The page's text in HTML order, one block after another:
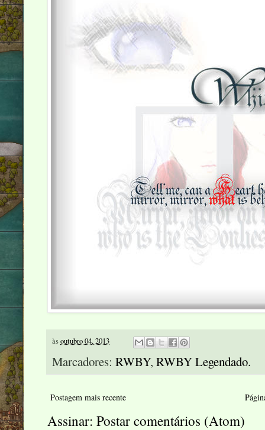
àsoutubro 04, 2013
Marcadores: RWBY, RWBY Legendado.
Postagem mais recente
Assinar: Postar comentários (Atom)